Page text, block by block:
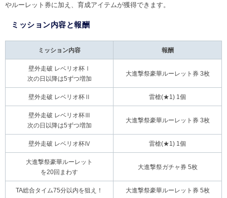
やルーレット券に加え、育成アイテムが獲得できます。
ミッション内容と報酬
ミッション内容 報酬
壁外走破 レベリオ杯Ⅰ
次の日以降は5ずつ増加
大進撃祭豪華ルーレット券 3枚
壁外走破 レベリオ杯Ⅱ 雷槍(★1) 1個
壁外走破 レベリオ杯Ⅲ
次の日以降は5ずつ増加
大進撃祭豪華ルーレット券 3枚
壁外走破 レベリオ杯Ⅳ 雷槍(★1) 1個
大進撃祭豪華ルーレット
を20回まわす
大進撃祭ガチャ券 5枚
TA総合タイム75分以内を狙え！ 大進撃祭豪華ルーレット券 5枚